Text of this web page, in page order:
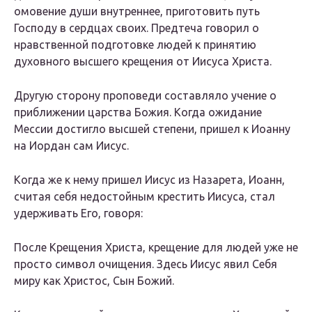
омовение души внутреннее, приготовить путь
Господу в сердцах своих. Предтеча говорил о
нравственной подготовке людей к принятию
духовного высшего крещения от Иисуса Христа.
Другую сторону проповеди составляло учение о
приближении царства Божия. Когда ожидание
Мессии достигло высшей степени, пришел к Иоанну
на Иордан сам Иисус.
Когда же к нему пришел Иисус из Назарета, Иоанн,
считая себя недостойным крестить Иисуса, стал
удерживать Его, говоря:
После Крещения Христа, крещение для людей уже не
просто символ очищения. Здесь Иисус явил Себя
миру как Христос, Сын Божий.